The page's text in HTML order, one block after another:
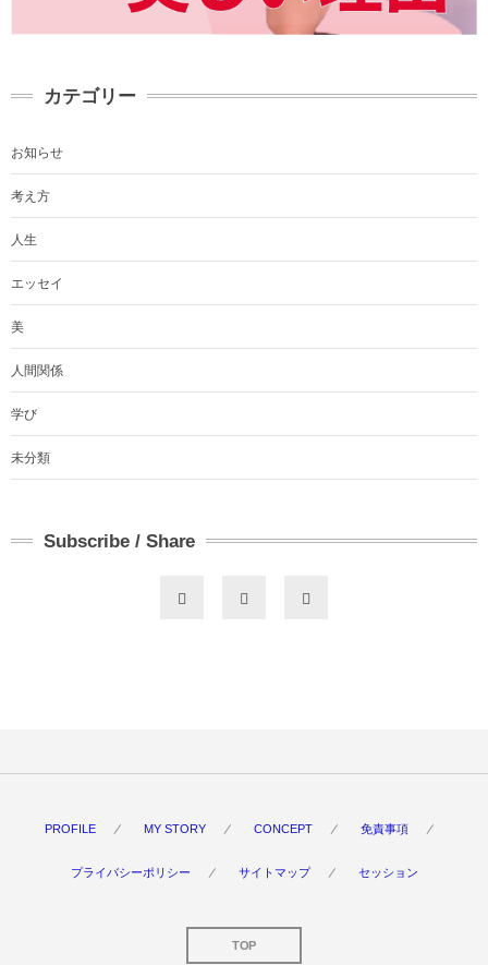
カテゴリー
お知らせ
考え方
人生
エッセイ
美
人間関係
学び
未分類
Subscribe / Share
PROFILE MY STORY CONCEPT 免責事項
プライバシーポリシー サイトマップ セッション
TOP